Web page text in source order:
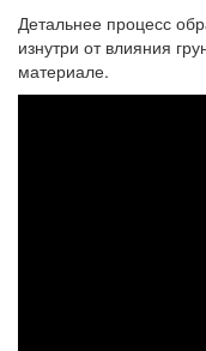
Детальнее процесс
изнутри от влияния
материале.